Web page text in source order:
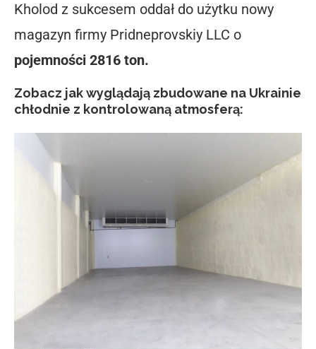
Kholod z sukcesem oddał do użytku nowy
magazyn firmy Pridneprovskiy LLC o
pojemności 2816 ton.
Zobacz jak wyglądają zbudowane na Ukrainie
chłodnie z kontrolowaną atmosferą: